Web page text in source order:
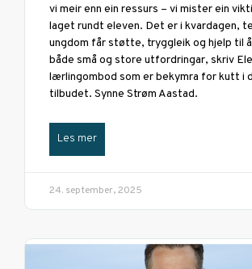
vi meir enn ein ressurs – vi mister ein
laget rundt eleven. Det er i kvardagen,
ungdom får støtte, tryggleik og hjelp til
både små og store utfordringar, skriv
lærlingombod som er bekymra for kutt i
tilbudet. Synne Strøm Aastad.
Les mer
24. september, 2025